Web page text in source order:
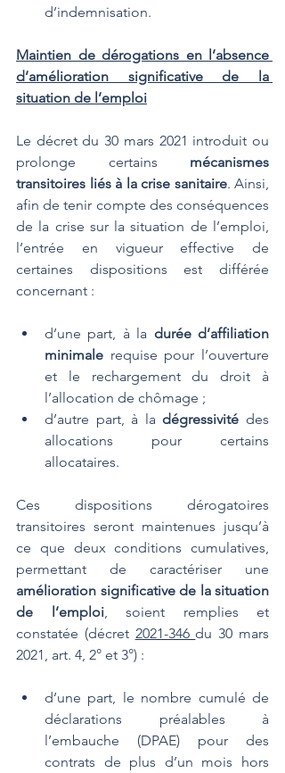
d’indemnisation.
Maintien de dérogations en l’absence
d’amélioration significative de la
situation de l’emploi
Le décret du 30 mars 2021 introduit ou
prolonge certains mécanismes
transitoires liés à la crise sanitaire. Ainsi,
afin de tenir compte des conséquences
de la crise sur la situation de l’emploi,
l’entrée en vigueur effective de
certaines dispositions est différée
concernant :
d’une part, à la durée d’affiliation
minimale requise pour l’ouverture
et le rechargement du droit à
l’allocation de chômage ;
d’autre part, à la dégressivité des
allocations pour certains
allocataires.
Ces dispositions dérogatoires
transitoires seront maintenues jusqu’à
ce que deux conditions cumulatives,
amélioration significative de la situation
de l’emploi, soient remplies et
constatée (décret 2021-346 du 30 mars
2021, art. 4, 2° et 3°) :
d’une part, le nombre cumulé de
déclarations préalables à
l’embauche (DPAE) pour des
contrats de plus d’un mois hors